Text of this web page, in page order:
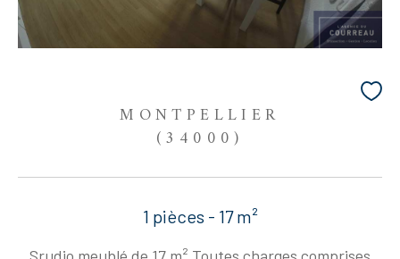
MONTPELLIER
(34000)
1 pièces - 17 m²